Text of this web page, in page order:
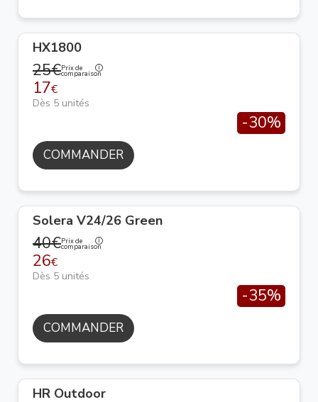
HX1800
25€Prix de
comparaison
17€
Dès 5 unités
-30%
COMMANDER
Solera V24/26 Green
40€Prix de
comparaison
26€
Dès 5 unités
-35%
COMMANDER
HR Outdoor